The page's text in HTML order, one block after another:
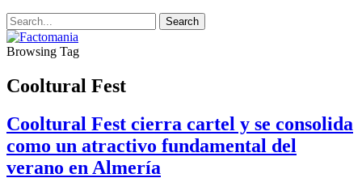
Browsing Tag
Cooltural Fest
Cooltural Fest cierra cartel y se consolida
como un atractivo fundamental del
verano en Almería